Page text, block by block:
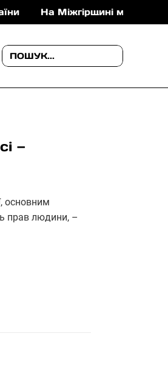
Міжгірщині медики врятували
—
основним
прав людини, –